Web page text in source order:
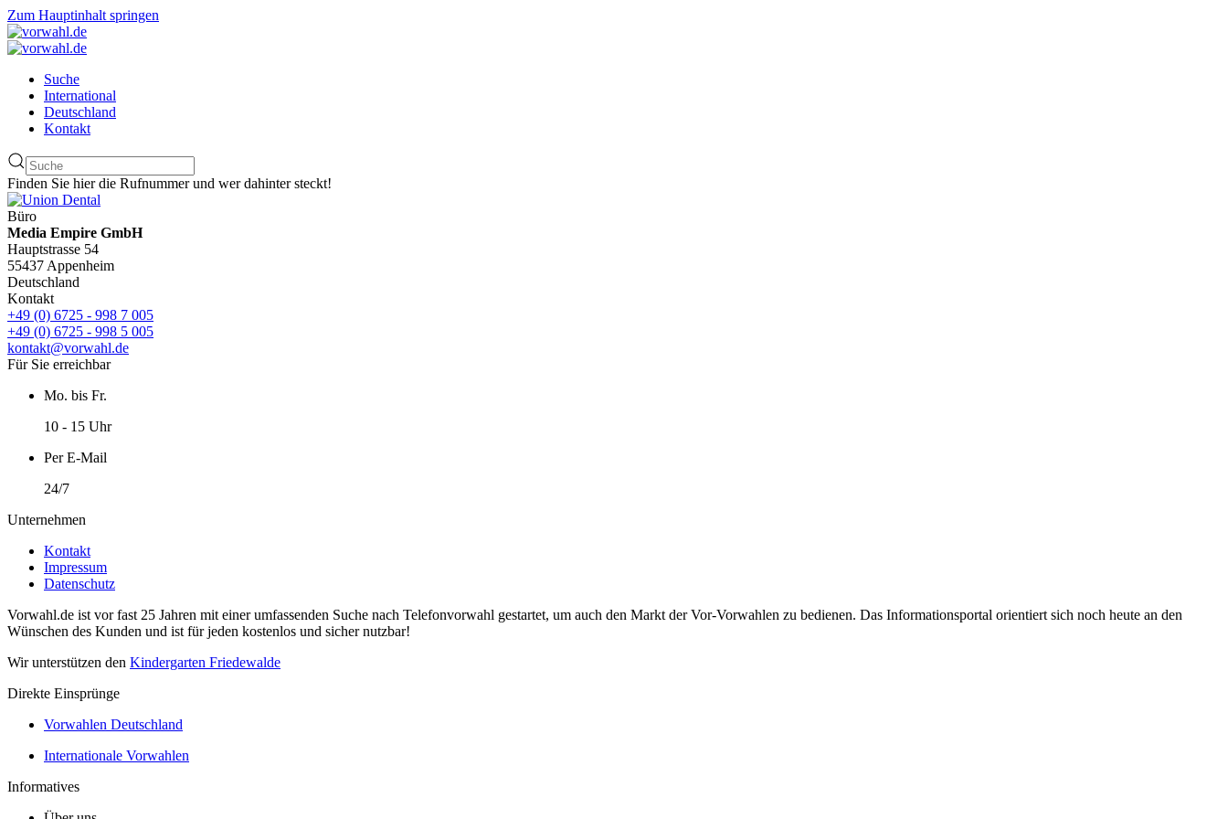
Zum Hauptinhalt springen
Suche
International
Deutschland
Kontakt
Finden Sie hier die Rufnummer und wer dahinter steckt!
Büro
Media Empire GmbH
Hauptstrasse 54
55437 Appenheim
Deutschland
Kontakt
+49 (0) 6725 - 998 7 005
+49 (0) 6725 - 998 5 005
kontakt@vorwahl.de
Für Sie erreichbar
Mo. bis Fr.
10 - 15 Uhr
Per E-Mail
24/7
Unternehmen
Kontakt
Impressum
Datenschutz
Vorwahl.de ist vor fast 25 Jahren mit einer umfassenden Suche nach Telefonvorwahl gestartet, um auch den Markt der Vor-Vorwahlen zu bedienen. Das Informationsportal orientiert sich noch heute an den
Wünschen des Kunden und ist für jeden kostenlos und sicher nutzbar!
Wir unterstützen den Kindergarten Friedewalde
Direkte Einsprünge
Vorwahlen Deutschland
Internationale Vorwahlen
Informatives